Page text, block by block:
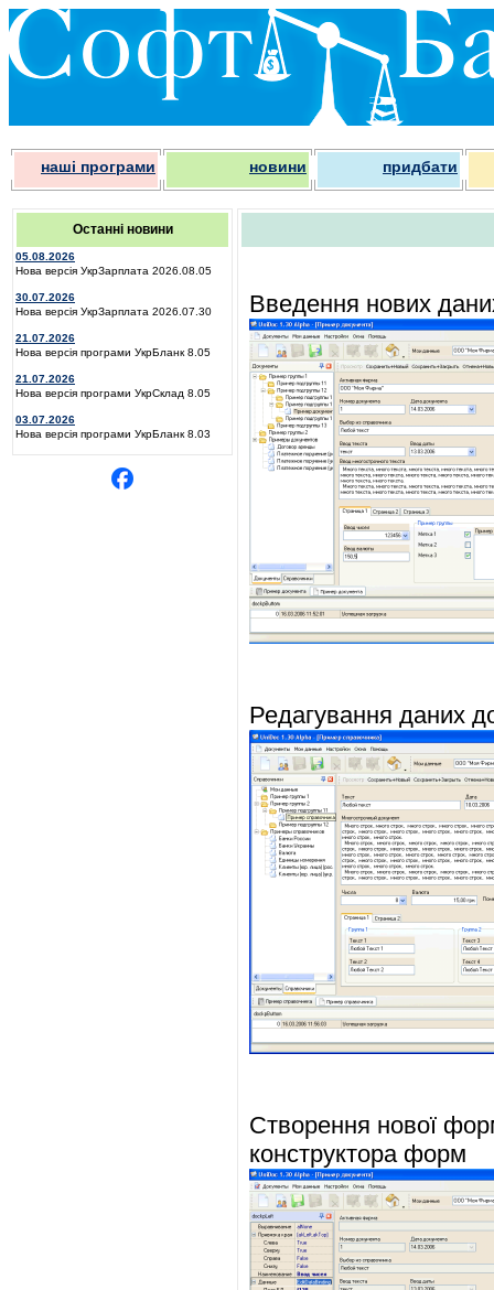
наші програми новини придбати
Останні новини
05.08.2026
Нова версія УкрЗарплата 2026.08.05
30.07.2026
Нова версія УкрЗарплата 2026.07.30
21.07.2026
Нова версія програми УкрБланк 8.05
21.07.2026
Нова версія програми УкрСклад 8.05
03.07.2026
Нова версія програми УкрБланк 8.03
Введення нових
Редагування даних
Створення нової
конструктора форм